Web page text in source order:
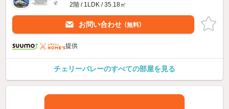
2階 / 1LDK / 35.18㎡
お問い合わせ （無料）
提供
チェリーバレーのすべての部屋を見る